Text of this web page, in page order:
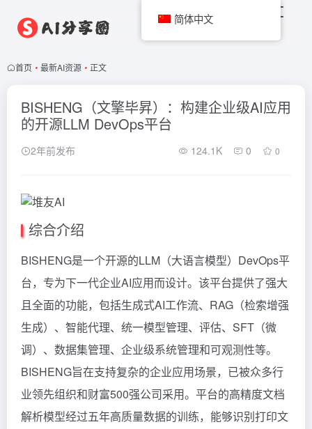
首页 • 最新AI资源 • 正文
BISHENG（文擎毕昇）：构建企业级AI应用
的开源LLM DevOps平台
2年前发布 124.1K 0 0
综合介绍
BISHENG是一个开源的LLM（大语言模型）DevOps平
台，专为下一代企业AI应用而设计。该平台提供了强大
且全面的功能，包括生成式AI工作流、RAG（检索增强
生成）、智能代理、统一模型管理、评估、SFT（微
调）、数据集管理、企业级系统管理和可观测性等。
BISHENG旨在支持复杂的企业应用场景，已被众多行
业领先组织和财富500强公司采用。平台的高精度文档
解析模型经过五年高质量数据的训练，能够识别打印文
简体中文